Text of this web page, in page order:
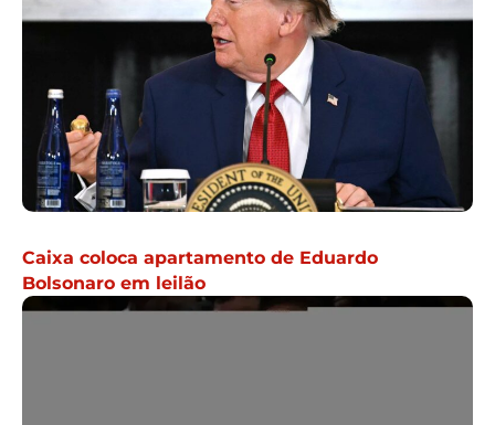
Caixa coloca apartamento de Eduardo
Bolsonaro em leilão